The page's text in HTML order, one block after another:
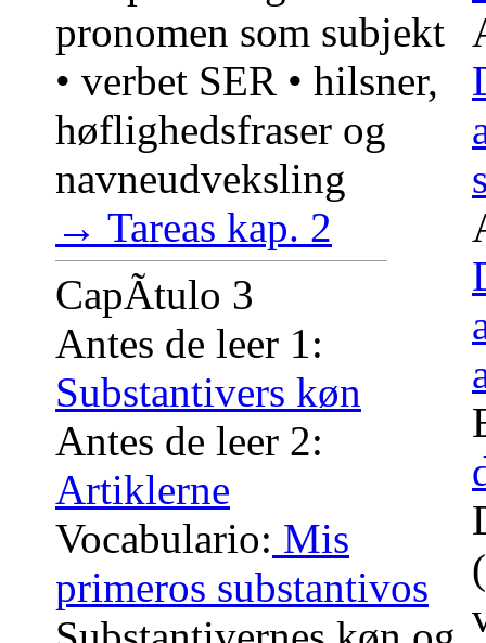
pronomen som subjekt
• verbet SER • hilsner,
høflighedsfraser og
navneudveksling
→ Tareas kap. 2
CapÃ­tulo 3
Antes de leer 1:
Substantivers køn
Antes de leer 2:
Artiklerne
Vocabulario: Mis
primeros substantivos